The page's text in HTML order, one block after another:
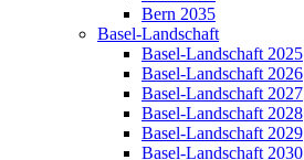
Bern 2035
Basel-Landschaft
Basel-Landschaft 2025
Basel-Landschaft 2026
Basel-Landschaft 2027
Basel-Landschaft 2028
Basel-Landschaft 2029
Basel-Landschaft 2030